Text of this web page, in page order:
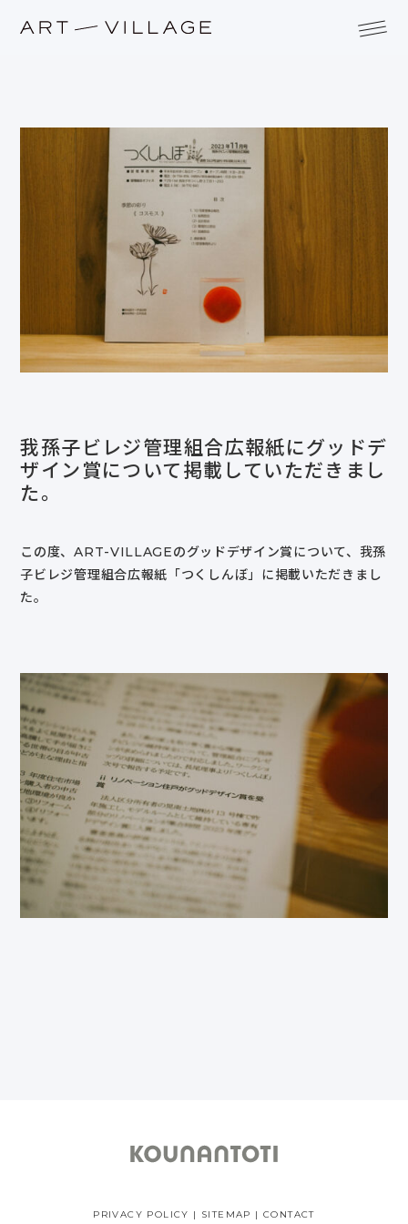
我孫子ビレジ管理組合広報紙にグッドデ
ザイン賞について掲載していただきまし
た。
この度、ART-VILLAGEのグッドデザイン賞について、我孫
子ビレジ管理組合広報紙「つくしんぼ」に掲載いただきまし
た。
PRIVACY POLICY | SITEMAP | CONTACT